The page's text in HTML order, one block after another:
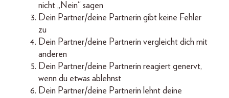
nicht „Nein“ sagen
Dein Partner/deine Partnerin gibt keine Fehler
zu
Dein Partner/deine Partnerin vergleicht dich mit
anderen
Dein Partner/deine Partnerin reagiert genervt,
wenn du etwas ablehnst
Dein Partner/deine Partnerin lehnt deine